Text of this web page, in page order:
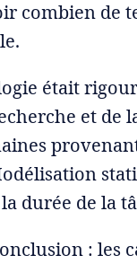
combien de
était
et de
durée de la
: les